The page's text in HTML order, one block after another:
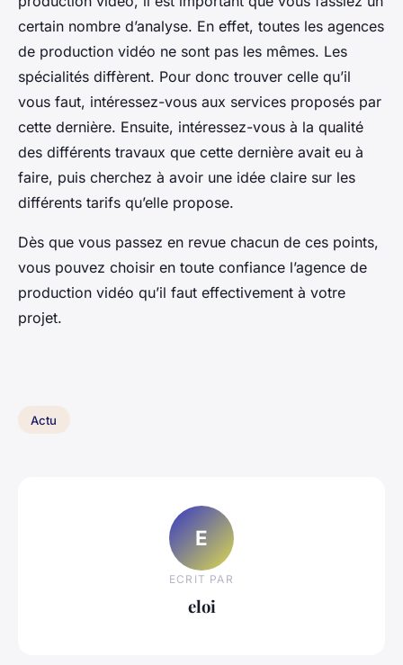
certain nombre d’analyse. En effet, toutes les agences
de production vidéo ne sont pas les mêmes. Les
spécialités diffèrent. Pour donc trouver celle qu’il
vous faut, intéressez-vous aux services proposés par
cette dernière. Ensuite, intéressez-vous à la qualité
des différents travaux que cette dernière avait eu à
faire, puis cherchez à avoir une idée claire sur les
différents tarifs qu’elle propose.
Dès que vous passez en revue chacun de ces points,
vous pouvez choisir en toute confiance l’agence de
production vidéo qu’il faut effectivement à votre
projet.
Actu
E
ECRIT PAR
eloi